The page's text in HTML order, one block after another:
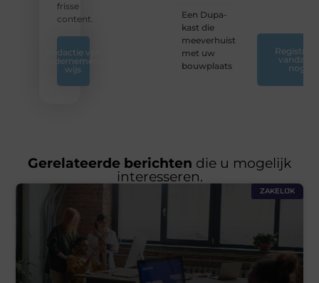
frisse
content.
Redactie van
Ondernemend
wijs
Een Dupa-
kast die
meeverhuist
met uw
bouwplaats
Registreer
vandaag
nog
Gerelateerde berichten die u mogelijk
interesseren.
ZAKELIJK